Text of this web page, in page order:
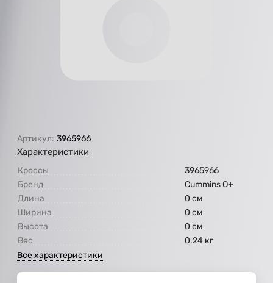
Артикул: 3965966
Характеристики
Кроссы
3965966
Бренд
Cummins O+
Длина
0 см
Ширина
0 см
Высота
0 см
Вес
0.24 кг
Все характеристики